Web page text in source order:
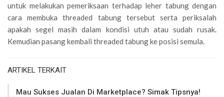
untuk melakukan pemeriksaan terhadap leher tabung dengan
cara membuka threaded tabung tersebut serta periksalah
apakah segel masih dalam kondisi utuh atau sudah rusak.
Kemudian pasang kembali threaded tabung ke posisi semula.
ARTIKEL TERKAIT
Mau Sukses Jualan Di Marketplace? Simak Tipsnya!